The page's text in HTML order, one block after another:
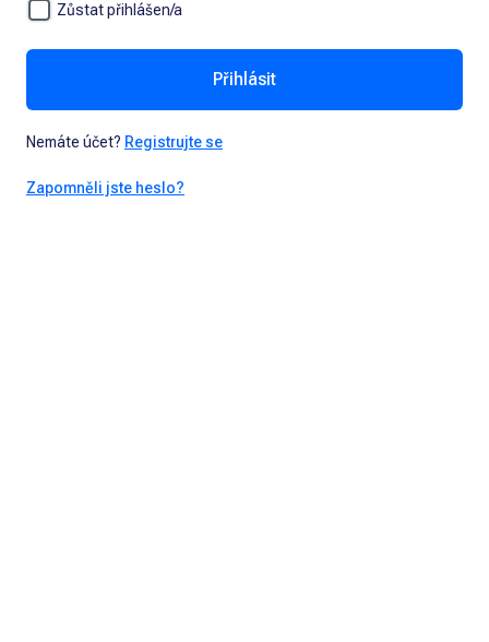
Zůstat přihlášen/a
Přihlásit
Nemáte účet? Registrujte se
Zapomněli jste heslo?